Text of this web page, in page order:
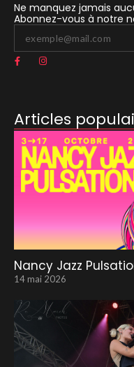
Ne manquez jamais
Abonnez-vous à notre
Articles
Nancy Jazz
14 mai 2026